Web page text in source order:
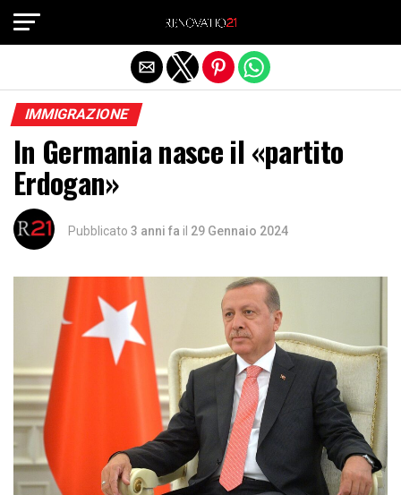
IMMIGRAZIONE
In Germania nasce il «partito
Erdogan»
Pubblicato 3 anni fa il 29 Gennaio 2024
Exit mobile version